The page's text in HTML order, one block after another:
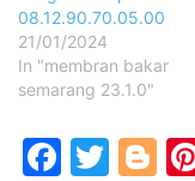
08.12.90.70.05.00
21/01/2024
In "membran bakar
semarang 23.1.0"